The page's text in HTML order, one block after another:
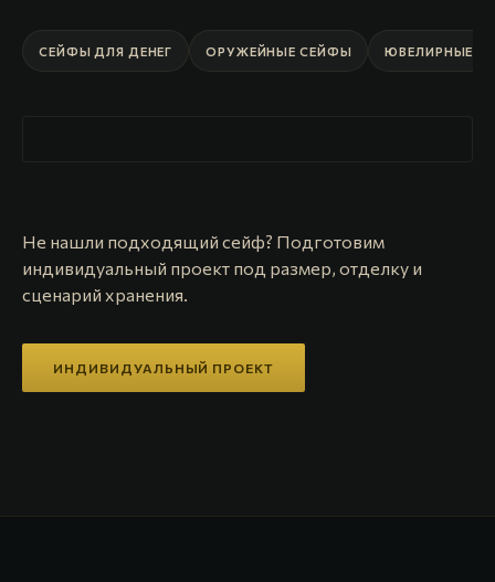
СЕЙФЫ ДЛЯ ДЕНЕГ ОРУЖЕЙНЫЕ СЕЙФЫ ЮВЕЛИРНЫЕ
Не нашли подходящий сейф? Подготовим
индивидуальный проект под размер, отделку и
сценарий хранения.
ИНДИВИДУАЛЬНЫЙ ПРОЕКТ